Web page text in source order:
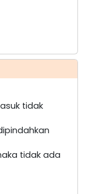
tidak
tidak ada